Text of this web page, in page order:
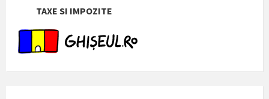
TAXE SI IMPOZITE